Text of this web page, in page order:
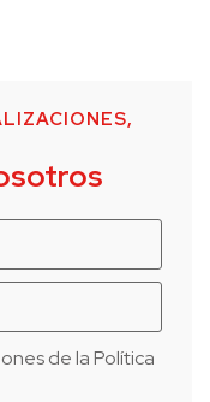
de laPolítica